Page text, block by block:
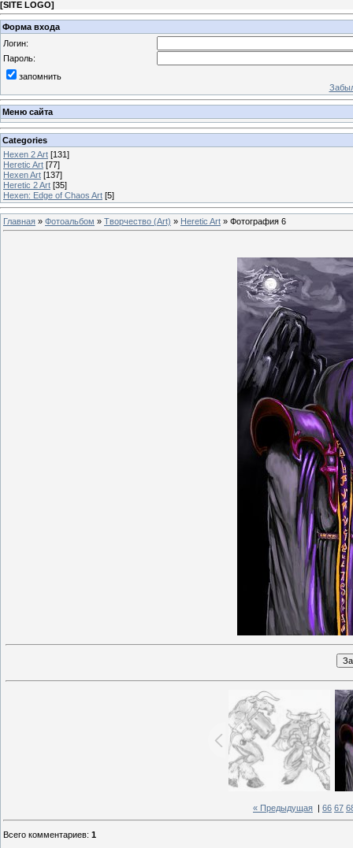
[SITE LOGO]
Форма входа
Логин:
Пароль:
запомнить
Меню сайта
Categories
Hexen 2 Art [131]
Heretic Art [77]
Hexen Art [137]
Heretic 2 Art [35]
Hexen: Edge of Chaos Art [5]
Главная » Фотоальбом » Творчество (Art) » Heretic Art » Фотография 6
« Предыдущая 66 67
Всего комментариев: 1